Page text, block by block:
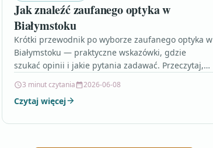
Jak znaleźć zaufanego optyka w
Białymstoku
Krótki przewodnik po wyborze zaufanego optyka w
Białymstoku — praktyczne wskazówki, gdzie
szukać opinii i jakie pytania zadawać. Przeczytaj,
3 minut czytania 2026-06-08
Czytaj więcej